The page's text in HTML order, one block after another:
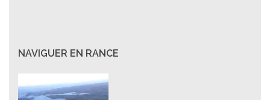
NAVIGUER EN RANCE